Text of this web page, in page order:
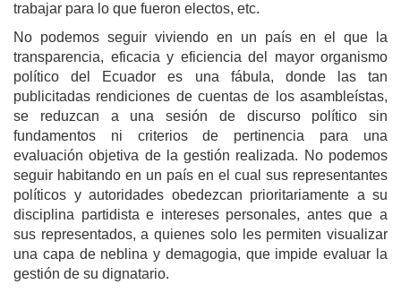
trabajar para lo que fueron electos, etc.
No podemos seguir viviendo en un país en el que la
transparencia, eficacia y eficiencia del mayor organismo
político del Ecuador es una fábula, donde las tan
publicitadas rendiciones de cuentas de los asambleístas,
se reduzcan a una sesión de discurso político sin
fundamentos ni criterios de pertinencia para una
evaluación objetiva de la gestión realizada. No podemos
seguir habitando en un país en el cual sus representantes
políticos y autoridades obedezcan prioritariamente a su
disciplina partidista e intereses personales, antes que a
sus representados, a quienes solo les permiten visualizar
una capa de neblina y demagogia, que impide evaluar la
gestión de su dignatario.